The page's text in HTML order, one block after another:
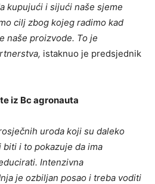
kupujući i sijući naše sjeme
cilj zbog kojeg radimo kad
naše proizvode. To je
istaknuo je predsjednik
iz Bc agronauta
uroda koji su daleko
i to pokazuje da ima
Intenzivna
je ozbiljan posao i treba voditi